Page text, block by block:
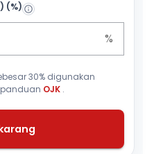
(%)
%
30% digunakan
OJK .